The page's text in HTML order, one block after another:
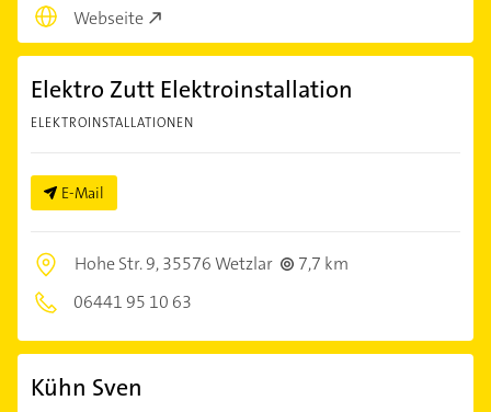
Webseite
Elektro Zutt Elektroinstallation
ELEKTROINSTALLATIONEN
E-Mail
Hohe Str. 9,35576 Wetzlar
7,7 km
06441 95 10 63
Kühn Sven